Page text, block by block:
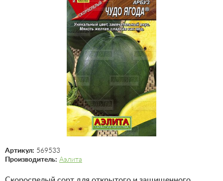
Артикул: 569533
Производитель: Аэлита